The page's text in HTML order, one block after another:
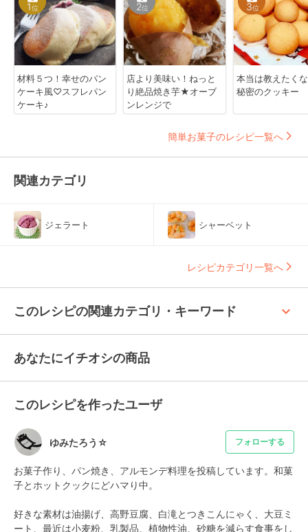
1位
材料５つ！幸せのパン
ケーキ風♡スフレパン
ケーキ♪
2位
店より美味い！ねっと
り絶品焼き芋★オーブ
ンレンジで
3位
本当は教えたく
秘密のクッキー
簡単お菓子のレシピ一覧へ
関連カテゴリ
ジェラート シャーベット
レシピカテゴリ一覧へ
このレシピの関連カテゴリ・キーワード keyboard_arrow_up
あなたにイチオシの商品
このレシピを作ったユーザ
ゆみたろう☆ フォローする
お菓子作り、パン焼き、アルモンデ料理を投稿しています。和菓
子とホットクックにどハマり中。
好きな素材は油揚げ、高野豆腐、白滝とつきこんにゃく、大豆ミ
ート、最近は小麦粉、乳製品、植物性油、砂糖を減らす食事をし